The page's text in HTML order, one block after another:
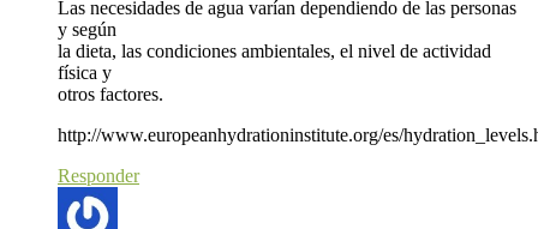
Las necesidades de agua varían dependiendo de las personas
y según
la dieta, las condiciones ambientales, el nivel de actividad
física y
otros factores.
http://www.europeanhydrationinstitute.org/es/
Responder